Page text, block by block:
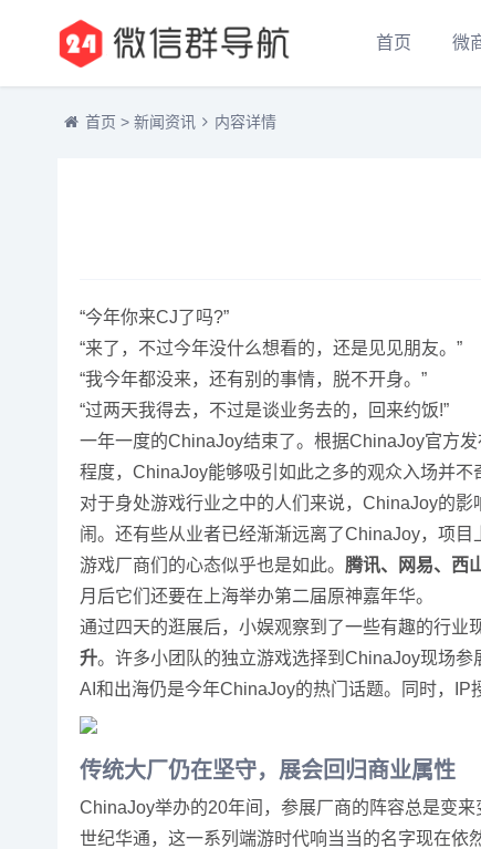
首页 微
首页 > 新闻资讯 内容详情
“今年你来CJ了吗?”
“来了，不过今年没什么想看的，还是见见朋友。”
“我今年都没来，还有别的事情，脱不开身。”
“过两天我得去，不过是谈业务去的，回来约饭!”
一年一度的ChinaJoy结束了。根据ChinaJoy官方发
程度，ChinaJoy能够吸引如此之多的观众入场并
对于身处游戏行业之中的人们来说，ChinaJoy的
闹。还有些从业者已经渐渐远离了ChinaJoy，项目
游戏厂商们的心态似乎也是如此。 腾讯、网易、西
月后它们还要在上海举办第二届原神嘉年华。
通过四天的逛展后，小娱观察到了一些有趣的行业
升。许多小团队的独立游戏选择到ChinaJoy现场参
AI和出海仍是今年ChinaJoy的热门话题。同时，IP
传统大厂仍在坚守，展会回归商业属性
ChinaJoy举办的20年间，参展厂商的阵容总是变来
世纪华通，这一系列端游时代响当当的名字现在依